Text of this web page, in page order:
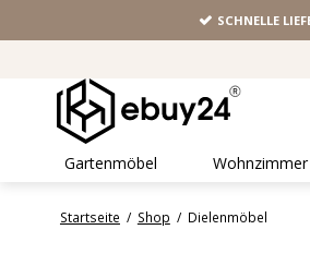
SCHNELLE
Gartenmöbel Wohnzimmer
Startseite / Shop / Dielenmöbel